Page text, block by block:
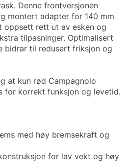
Denne frontversjonen
montert adapter for 140 mm
oppsett rett ut av esken og
tilpasninger. Optimalisert
bidrar til redusert friksjon og
at kun rød Campagnolo
for korrekt funksjon og levetid.
med høy bremsekraft og
for lav vekt og høy